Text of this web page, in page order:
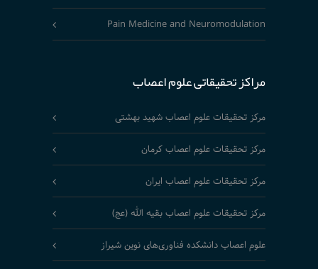
Pain Medicine and Neuromodulation
مراکز تحقیقاتی علوم اعصاب
مرکز تحقیقات علوم اعصاب شهید بهشتی
مرکز تحقیقات علوم اعصاب کرمان
مرکز تحقیقات علوم اعصاب ایران
مرکز تحقیقات علوم اعصاب بقیه الله (عج)
علوم اعصاب دانشکده فناوری‌های نوین شیراز